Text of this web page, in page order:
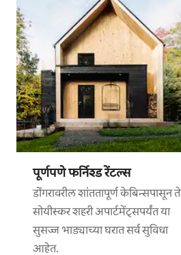
पूर्णपणे फर्निश्ड रेंटल्स
डोंगरावरील शांततापूर्ण केबिन्सपासून ते
सोयीस्कर शहरी अपार्टमेंट्सपर्यंत या
सुसज्ज भाड्याच्या घरात सर्व सुविधा
आहेत.